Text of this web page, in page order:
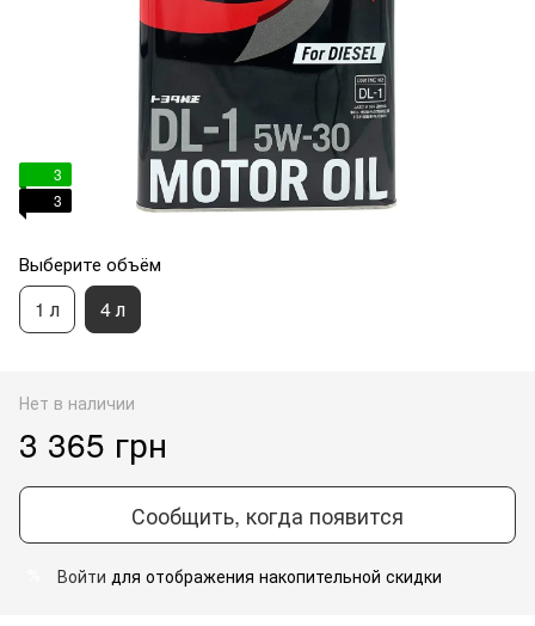
3
3
Выберите объём
1 л 4 л
Нет в наличии
3 365 грн
Сообщить, когда появится
Войти для отображения накопительной скидки